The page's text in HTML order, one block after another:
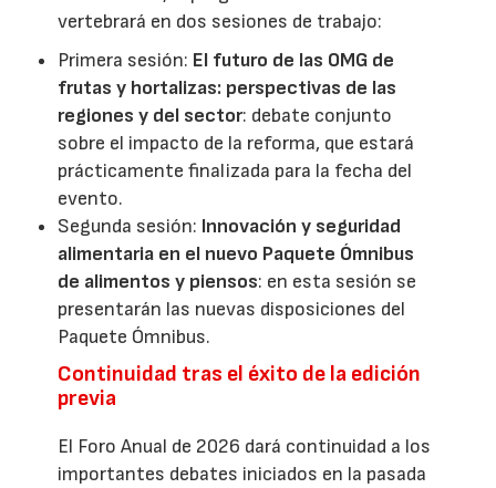
vertebrará en dos sesiones de trabajo:
Primera sesión: El futuro de las OMG de
frutas y hortalizas: perspectivas de las
regiones y del sector: debate conjunto
sobre el impacto de la reforma, que estará
prácticamente finalizada para la fecha del
evento.
Segunda sesión: Innovación y seguridad
alimentaria en el nuevo Paquete Ómnibus
de alimentos y piensos: en esta sesión se
presentarán las nuevas disposiciones del
Paquete Ómnibus.
Continuidad tras el éxito de la edición
previa
El Foro Anual de 2026 dará continuidad a los
importantes debates iniciados en la pasada